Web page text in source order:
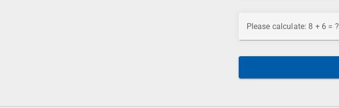
Please calculate: 8 + 6 = ?